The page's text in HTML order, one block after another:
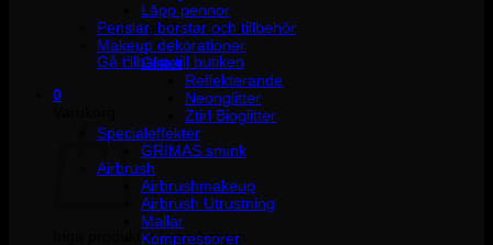
Inga produkter i varukorgen.
Gå tillbaka till butiken
0
Inga produkter i varukorgen.
Läpp pennor
Penslar, borstar och tillbehör
Makeup dekorationer
Glitter
Reflekterande
Neonglitter
Ztirl Bioglitter
Specialeffekter
GRIMAS smink
Airbrush
Airbrushmakeup
Airbrush Utrustning
Mallar
Kompressorer